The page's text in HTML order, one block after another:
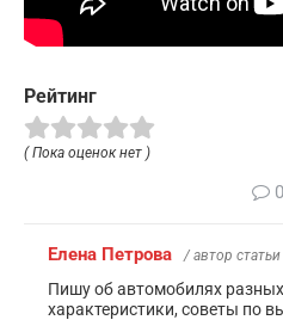
Рейтинг
( Пока оценок нет )
0
Елена Петрова / автор статьи
Пишу об автомобилях
характеристики, советы по